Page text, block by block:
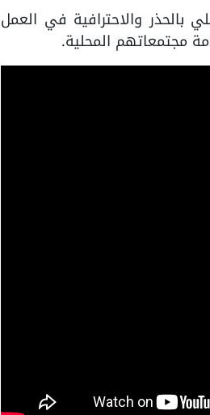
والاحترافية في العمل
مجتمعاتهم المحلية.